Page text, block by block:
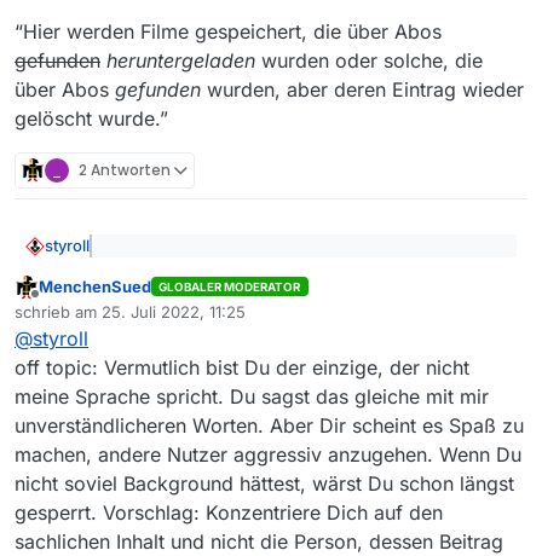
heruntergeladen wurden oder der Eintrag
wieder gelöscht wurde. Auch bei Abos
sagt ein Treffer nichts darüber aus, ob
eine Datei bereits früher einmal unter
“Hier werden Filme gespeichert, die über Abos
gefunden heruntergeladen wurden oder solche, die
über Abos gefunden wurden, aber deren Eintrag wieder
gelöscht wurde.”
2 Antworten
styroll
werden Filme gespeichert, die über Abos
gefunden wurden. Es spielt dabei keine Rolle, ob
wieder gelöscht wurde.
Da deine Erklärungen in dieser Sache immer wieder
formulieren (Details hier ):
gefunden heruntergeladenwurden oder solche, die
über Abosgefundenwurden, aber deren Eintrag wieder
gelöscht wurde.”
Offline
MenchenSued GLOBALER MODERATOR
schrieb am 25. Juli 2022, 11:25
zuletzt editiert von
@styroll
off topic: Vermutlich bist Du der einzige, der nicht
meine Sprache spricht. Du sagst das gleiche mit mir
unverständlicheren Worten. Aber Dir scheint es Spaß zu
machen, andere Nutzer aggressiv anzugehen. Wenn Du
nicht soviel Background hättest, wärst Du schon längst
gesperrt. Vorschlag: Konzentriere Dich auf den
sachlichen Inhalt und nicht die Person, dessen Beitrag